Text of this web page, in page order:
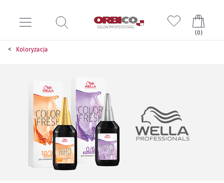
(0)
Koloryzacja